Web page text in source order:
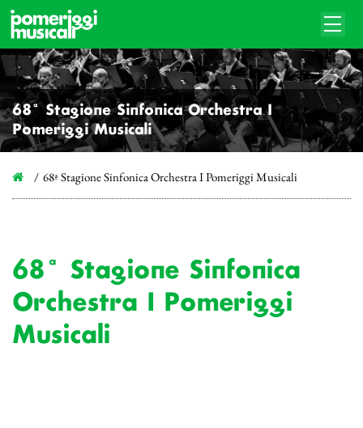
68ª Stagione Sinfonica Orchestra I
Pomeriggi Musicali
68ª Stagione Sinfonica Orchestra I Pomeriggi Musicali
68ª Stagione Sinfonica
Orchestra I Pomeriggi
Musicali